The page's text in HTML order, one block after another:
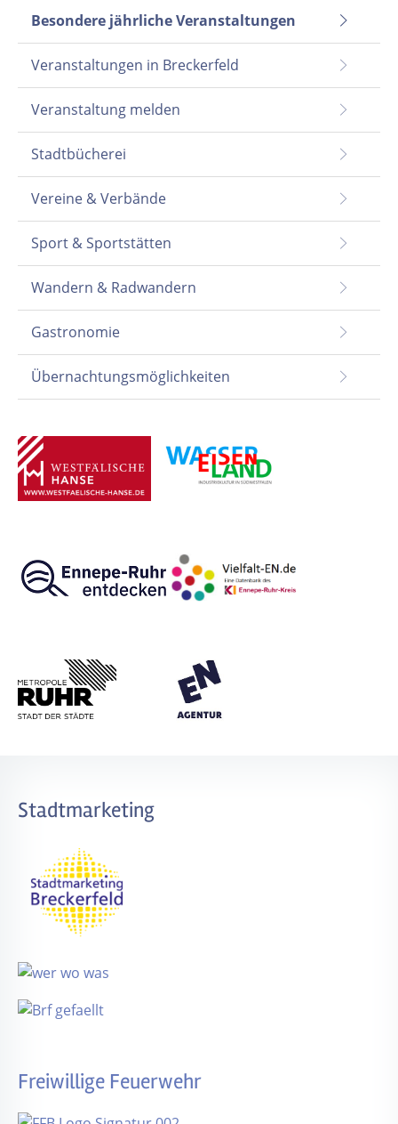
Besondere jährliche Veranstaltungen
Veranstaltungen in Breckerfeld
Veranstaltung melden
Stadtbücherei
Vereine & Verbände
Sport & Sportstätten
Wandern & Radwandern
Gastronomie
Übernachtungsmöglichkeiten
Stadtmarketing
Freiwillige Feuerwehr